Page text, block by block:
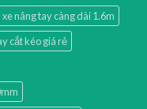
xe nâng tay càng dài 1.6m
cắt kéo giá rẻ